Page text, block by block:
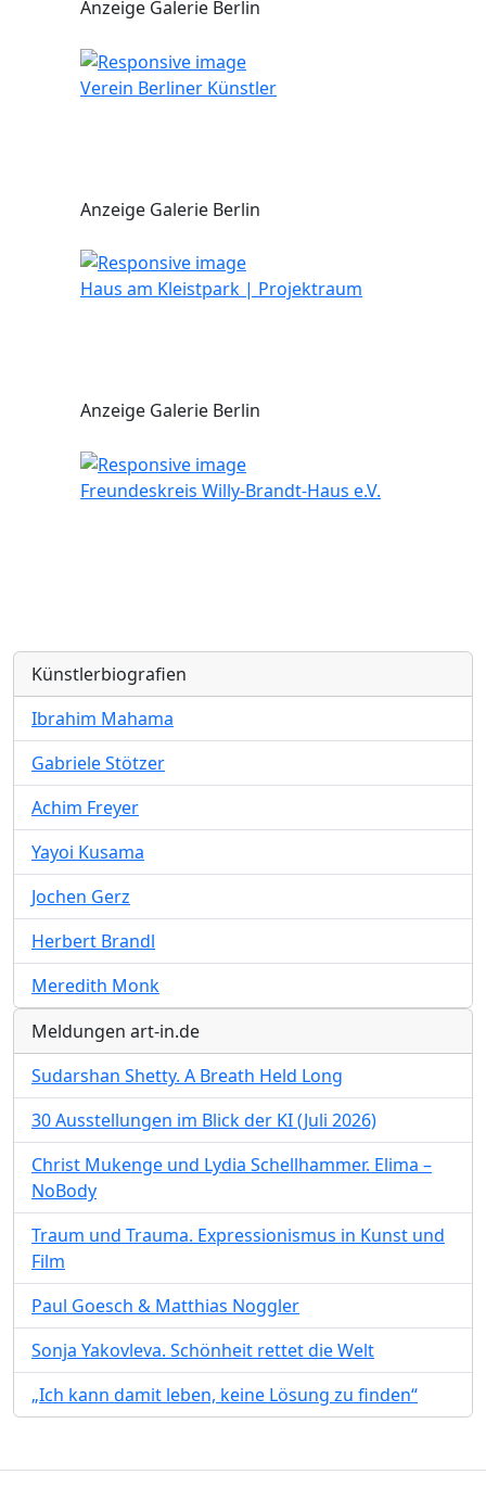
Anzeige Galerie Berlin
Verein Berliner Künstler
Anzeige Galerie Berlin
Haus am Kleistpark | Projektraum
Anzeige Galerie Berlin
Freundeskreis Willy-Brandt-Haus e.V.
Künstlerbiografien
Ibrahim Mahama
Gabriele Stötzer
Achim Freyer
Yayoi Kusama
Jochen Gerz
Herbert Brandl
Meredith Monk
Meldungen art-in.de
Sudarshan Shetty. A Breath Held Long
30 Ausstellungen im Blick der KI (Juli 2026)
Christ Mukenge und Lydia Schellhammer. Elima –
NoBody
Traum und Trauma. Expressionismus in Kunst und
Film
Paul Goesch & Matthias Noggler
Sonja Yakovleva. Schönheit rettet die Welt
„Ich kann damit leben, keine Lösung zu finden“